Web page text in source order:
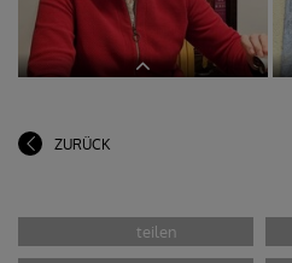
im BEGEGNUNGSzentrum
ZURÜCK